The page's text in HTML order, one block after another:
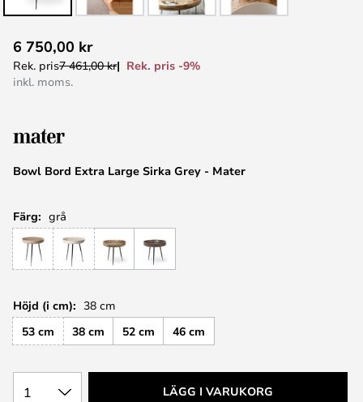
till
början
Bowl Bord Extra Large Sirka Grey - Mater
6 750,00 kr
Rek. pris7 461,00 kr
Rek. pris -9%
inkl. moms.
Färg: grå
Höjd (i cm): 38 cm
53 cm
38 cm 52 cm 46 cm
1 LÄGG I VARUKORG